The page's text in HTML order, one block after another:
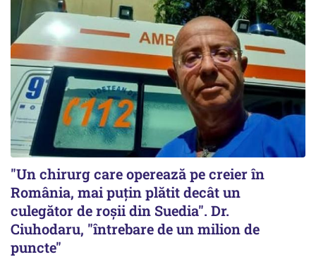
"Un chirurg care operează pe creier în
România, mai puțin plătit decât un
culegător de roșii din Suedia". Dr.
Ciuhodaru, "întrebare de un milion de
puncte"